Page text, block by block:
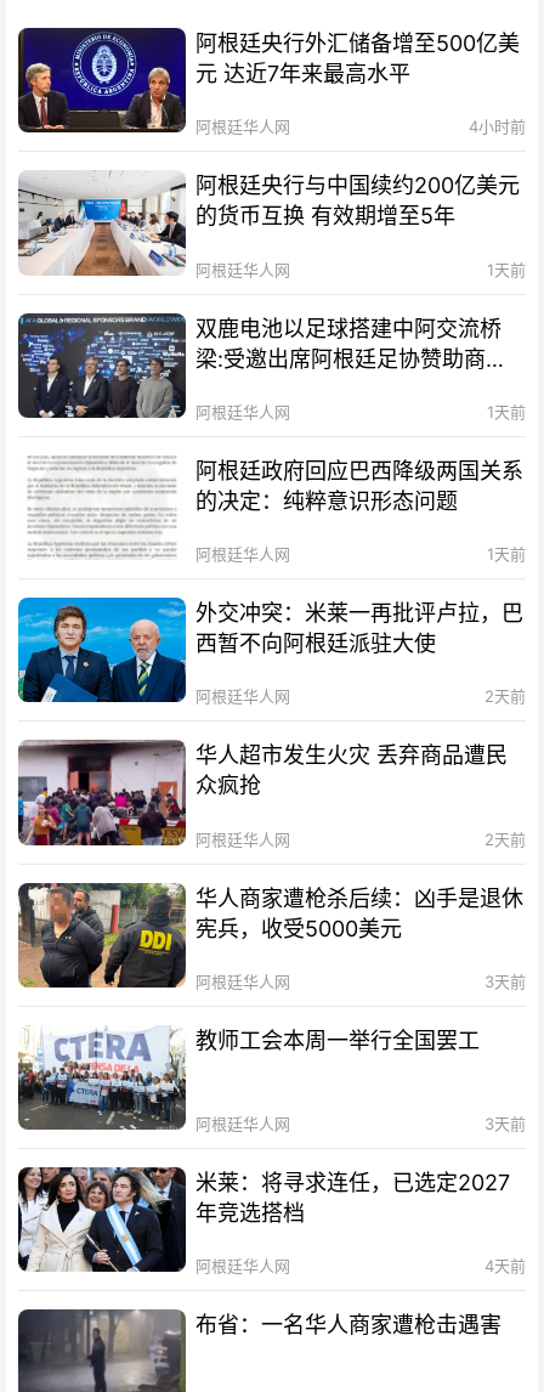
阿根廷央行外汇储备增至500亿美
元 达近7年来最高水平
阿根廷华人网 4小时前
阿根廷央行与中国续约200亿美元
的货币互换 有效期增至5年
阿根廷华人网 1天前
双鹿电池以足球搭建中阿交流桥
梁:受邀出席阿根廷足协赞助商招
阿根廷华人网 1天前
阿根廷政府回应巴西降级两国关系
的决定：纯粹意识形态问题
阿根廷华人网 1天前
外交冲突：米莱一再批评卢拉，巴
西暂不向阿根廷派驻大使
阿根廷华人网 2天前
华人超市发生火灾 丢弃商品遭民
众疯抢
阿根廷华人网 2天前
华人商家遭枪杀后续：凶手是退休
宪兵，收受5000美元
阿根廷华人网 3天前
教师工会本周一举行全国罢工
阿根廷华人网 3天前
米莱：将寻求连任，已选定2027
年竞选搭档
阿根廷华人网 4天前
布省：一名华人商家遭枪击遇害